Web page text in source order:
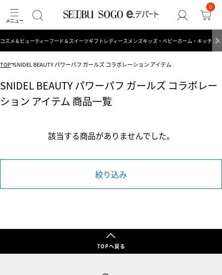
0
コスメ＆ビューティーフード＆スイーツギフト レディース メンズキッズ・ベビーホーム・キッチン
TOP SNIDEL BEAUTY パワーパフ ガールズ コラボレーション アイテム
SNIDEL BEAUTY パワーパフ ガールズ コラボレー
ション アイテム 商品一覧
該当する商品がありませんでした。
絞り込み
TOPへ戻る